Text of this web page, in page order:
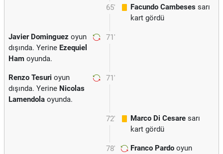
65' Facundo Cambeses sarı
kart gördü
71'
Javier Dominguez oyun
dışında. Yerine Ezequiel
Ham oyunda.
71'
Renzo Tesuri oyun
dışında. Yerine Nicolas
Lamendola oyunda.
72' Marco Di Cesare sarı
kart gördü
78' Franco Pardo oyun